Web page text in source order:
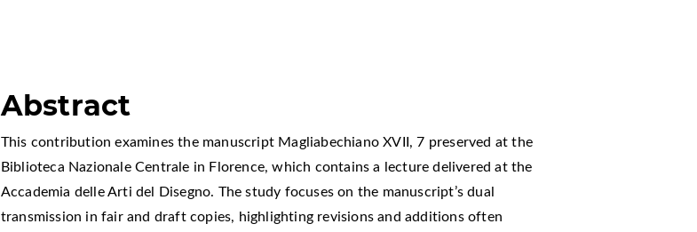
Abstract
This contribution examines the manuscript Magliabechiano XVII, 7 preserved at the
Biblioteca Nazionale Centrale in Florence, which contains a lecture delivered at the
Accademia delle Arti del Disegno. The study focuses on the manuscript’s dual
transmission in fair and draft copies, highlighting revisions and additions often